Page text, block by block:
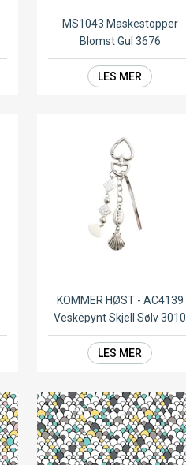
MS1043 Maskestopper
Blomst Gul 3676
LES MER
KOMMER HØST - AC4139
Veskepynt Skjell Sølv 3010
LES MER